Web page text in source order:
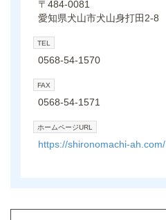
〒484-0081
愛知県犬山市犬山身打田2-8
TEL
0568-54-1570
FAX
0568-54-1571
ホームページURL
https://shironomachi-ah.com/